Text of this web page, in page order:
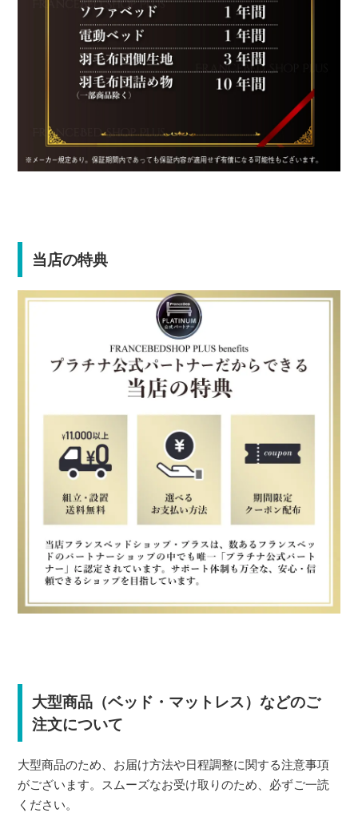
当店の特典
大型商品（ベッド・マットレス）などのご
注文について
大型商品のため、お届け方法や日程調整に関する注意事項
がございます。スムーズなお受け取りのため、必ずご一読
ください。